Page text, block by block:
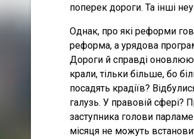
поперек дороги. Та інші
Однак, про які реформи
реформа, а урядова
Дороги й справді
крали, тільки більше, бо
посадять крадіїв?
галузь. У правовій
заступника голови
місяця не можуть